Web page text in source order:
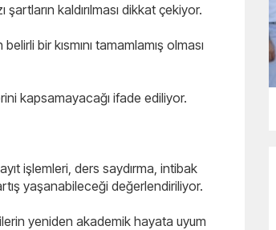
kaldırılması dikkat çekiyor.
bir kısmını tamamlamış olması
kapsamayacağı ifade ediliyor.
işlemleri, ders saydırma, intibak
yaşanabileceği değerlendiriliyor.
yeniden akademik hayata uyum